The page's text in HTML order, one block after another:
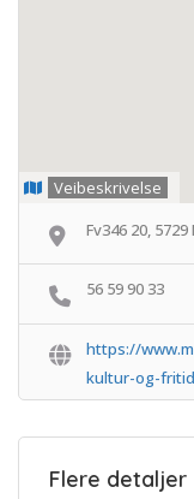
Veibeskrivelse
Fv346 20,
56 59 90 33
https://
kultur-og-
Flere detaljer